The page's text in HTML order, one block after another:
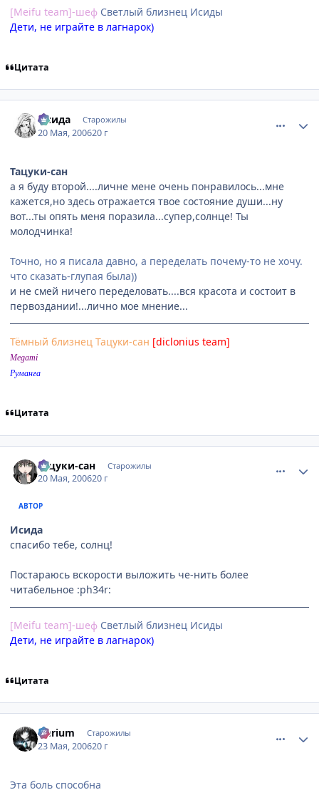
[Meifu team]-шеф Cветлый близнец Исиды
Дети, не играйте в лагнарок)
Цитата
Исида Старожилы
20 Мая, 200620 г
Тацуки-сан
а я буду второй....личне мене очень понравилось...мне
кажется,но здесь отражается твое состояние души...ну
вот...ты опять меня поразила...супер,солнце! Ты
молодчинка!
Точно, но я писала давно, а переделать почему-то не хочу.
что сказать-глупая была))
и не смей ничего переделовать....вся красота и состоит в
первоздании!...лично мое мнение...
Тёмный близнец Тацуки-сан [diclonius team]
Megami
Руманга
Цитата
Тацуки-сан Старожилы
20 Мая, 200620 г
АВТОР
Исида
спасибо тебе, солнц!
Постараюсь вскорости выложить че-нить более
читабельное :ph34r:
[Meifu team]-шеф Cветлый близнец Исиды
Дети, не играйте в лагнарок)
Цитата
Nerium Старожилы
23 Мая, 200620 г
Эта боль способна